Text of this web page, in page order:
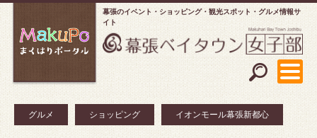
幕張のイベント・ショッピング
観光スポット・グルメ情報サ
イト
グルメ ショッピング イオンモール幕張新都心